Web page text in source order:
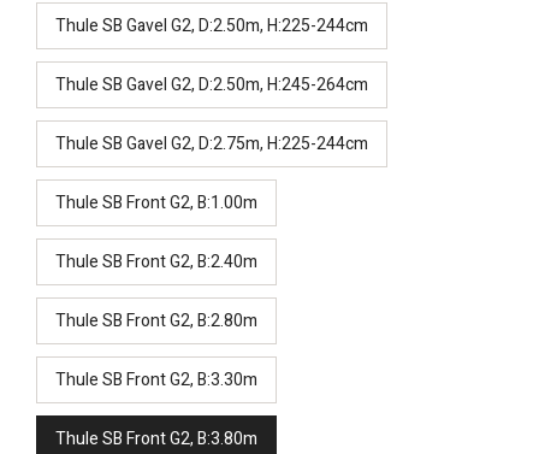
Thule SB Gavel G2, D:2.50m, H:225-244cm
Thule SB Gavel G2, D:2.50m, H:245-264cm
Thule SB Gavel G2, D:2.75m, H:225-244cm
Thule SB Front G2, B:1.00m
Thule SB Front G2, B:2.40m
Thule SB Front G2, B:2.80m
Thule SB Front G2, B:3.30m
Thule SB Front G2, B:3.80m